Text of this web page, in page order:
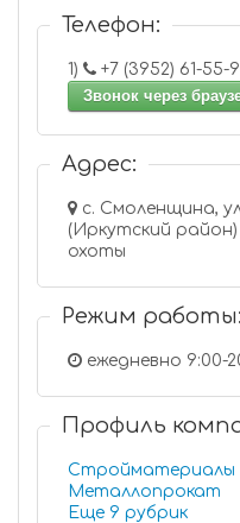
Телефон:
1)
+7 (3952) 61-
Звонок через
Адрес:
с. Смоленщина,
(Иркутский район) напротив Царской
охоты
Режим работы:
ежедневно 9:00-
Профиль
Стройматериалы
Металлопрокат
Еще 9 рубрик